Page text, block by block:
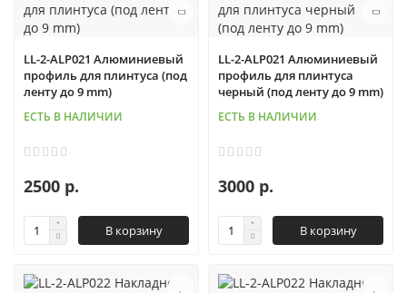
LL-2-ALP021 Алюминиевый
профиль для плинтуса (под
ленту до 9 mm)
ЕСТЬ В НАЛИЧИИ
2500 р.
В корзину
LL-2-ALP021 Алюминиевый
профиль для плинтуса
черный (под ленту до 9 mm)
ЕСТЬ В НАЛИЧИИ
3000 р.
В корзину